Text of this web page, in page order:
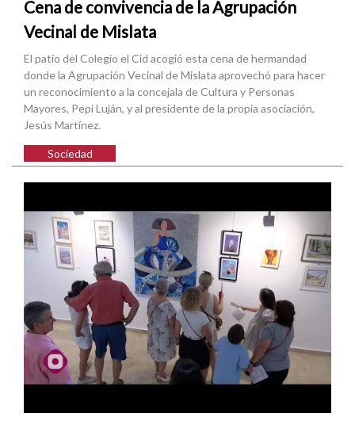
Cena de convivencia de la Agrupación
Vecinal de Mislata
El patio del Colegio el Cid acogió esta cena de hermandad
donde la Agrupación Vecinal de Mislata aprovechó para hacer
un reconocimiento a la concejala de Cultura y Personas
Mayores, Pepi Luján, y al presidente de la propia asociación,
Jesús Martínez.
Sociedad